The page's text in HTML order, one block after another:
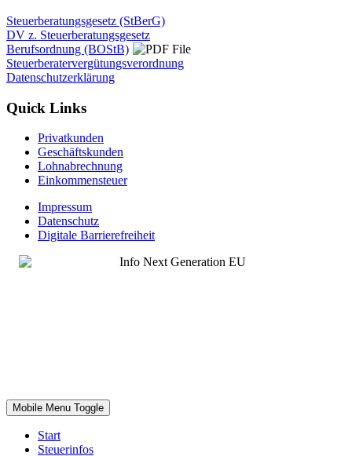
Steuerberatungsgesetz (StBerG)
DV z. Steuerberatungsgesetz
Berufsordnung (BOStB)
Steuerberatervergütungsverordnung
Datenschutzerklärung
Quick Links
Privatkunden
Geschäftskunden
Lohnabrechnung
Einkommensteuer
Impressum
Datenschutz
Digitale Barrierefreiheit
Mobile Menu Toggle
Start
Steuerinfos